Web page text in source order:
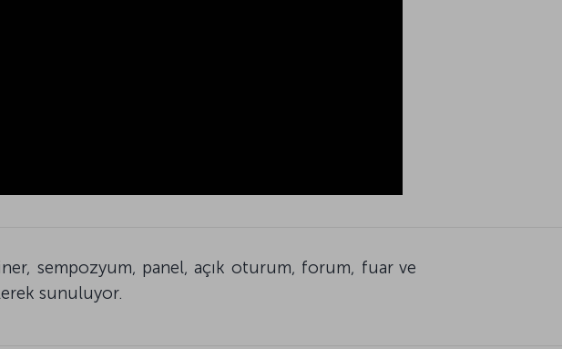
sempozyum, panel, açık oturum, forum, fuar ve
sunuluyor.